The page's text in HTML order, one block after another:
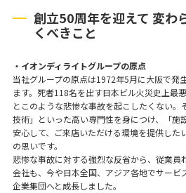
創立50周年を迎えて 変わ
くべきこと
・イオンディライトグループの原点
当社グループの原点は1972年5月に大阪で発
ます。死者118名を出す日本ビル火災史上最
とこのような悲惨な事故を起こしたくない。
技術」といった高い専門性を身につけ、「施
安心して、ご来店いただける環境を提供した
の思いです。
悲惨な事故に対する強烈な反省から、従業員
会社も、今や日本全国、アジア各地でサービ
企業集団へと成長しました。